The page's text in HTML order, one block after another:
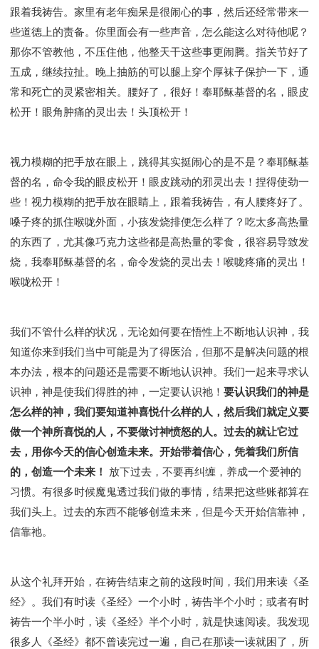
跟着我祷告。家里有老年痴呆是很闹心的事，然后还经常带来一
些道德上的责备。你里面会有一些声音，怎么能这么对待他呢？
那你不管教他，不压住他，他整天干这些事更闹腾。指关节好了
五成，继续拉扯。晚上抽筋的可以腿上穿个厚袜子保护一下，通
常和死亡的灵紧密相关。腰好了，很好！奉耶稣基督的名，眼皮
松开！眼角肿痛的灵出去！头顶松开！
视力模糊的把手放在眼上，跳得其实挺闹心的是不是？奉耶稣基
督的名，命令我的眼皮松开！眼皮跳动的邪灵出去！捏得使劲一
些！视力模糊的把手放在眼睛上，跟着我祷告，有人腰疼好了。
嗓子疼的抓住喉咙外面，小孩发烧排便怎么样了？吃太多高热量
的东西了，尤其像巧克力这些都是高热量的零食，很容易导致发
烧，我奉耶稣基督的名，命令发烧的灵出去！喉咙疼痛的灵出！
喉咙松开！
我们不管什么样的状况，无论如何要在悟性上不断地认识神，我
知道你来到我们当中可能是为了得医治，但那不是解决问题的根
本办法，根本的问题还是需要不断地认识神。我们一起来寻求认
识神，神是使我们得胜的神，一定要认识祂！ 要认识我们的神是
怎么样的神，我们要知道神喜悦什么样的人，然后我们就定义要
做一个神所喜悦的人，不要做讨神愤怒的人。过去的就让它过
去，用你今天的信心创造未来。开始带着信心，凭着我们所信
的，创造一个未来！
放下过去，不要再纠缠，养成一个爱神的
习惯。有很多时候魔鬼透过我们做的事情，结果把这些账都算在
我们头上。过去的东西不能够创造未来，但是今天开始信靠神，
信靠祂。
从这个礼拜开始，在祷告结束之前的这段时间，我们用来读《圣
经》。我们有时读《圣经》一个小时，祷告半个小时；或者有时
祷告一个半小时，读《圣经》半个小时，就是快速阅读。我发现
很多人《圣经》都不曾读完过一遍，自己在那读一读就困了，所